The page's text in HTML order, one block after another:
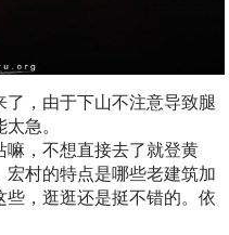
，由于下山不注意导致腿
急。
，不想直接去了就登黄
村的特点是哪些老建筑加
些，逛逛还是挺不错的。依